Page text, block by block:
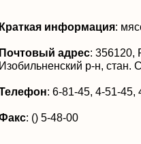
Краткая информация:
Почтовый адрес: 356120,
Изобильненский р-н, стан.
: 6-81-45, 4-51-45,
: () 5-48-00